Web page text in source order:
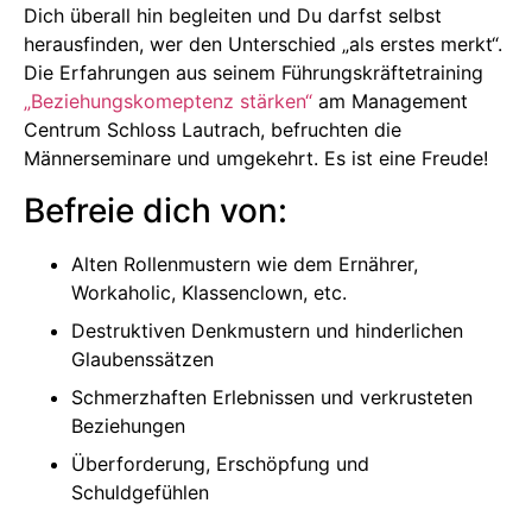
Dich überall hin begleiten und Du darfst selbst
herausfinden, wer den Unterschied „als erstes merkt“.
Die Erfahrungen aus seinem Führungskräftetraining
„Beziehungskomeptenz stärken“ am Management
Centrum Schloss Lautrach, befruchten die
Männerseminare und umgekehrt. Es ist eine Freude!
Befreie dich von:
Alten Rollenmustern wie dem Ernährer,
Workaholic, Klassenclown, etc.
Destruktiven Denkmustern und hinderlichen
Glaubenssätzen
Schmerzhaften Erlebnissen und verkrusteten
Beziehungen
Überforderung, Erschöpfung und
Schuldgefühlen